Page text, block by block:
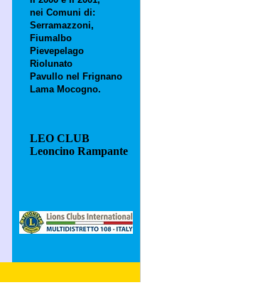
nei Comuni di:
Serramazzoni,
Fiumalbo
Pievepelago
Riolunato
Pavullo nel Frignano
Lama Mocogno.
LEO CLUB
Leoncino Rampante